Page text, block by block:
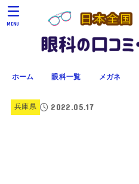
ホーム 眼科一覧 メガネ
MENU
兵庫県 2022.05.17